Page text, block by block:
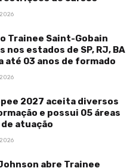
Trainee Saint-Gobain
nos estados de SP, RJ, BA
até 03 anos de formado
2027 aceita diversos
e possui 05 áreas
atuação
abre Trainee